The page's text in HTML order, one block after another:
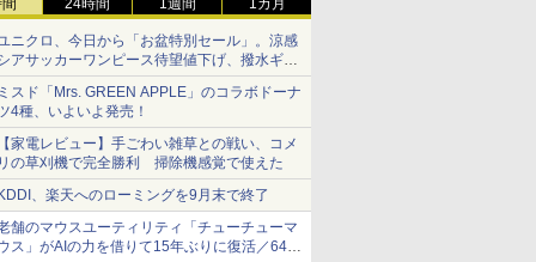
24時間 1週間 1カ月
ニクロ、今日から「お盆特別セール」。涼感
アサッカーワンピース待望値下げ、撥水ギア
ョーツは1990円に
スド「Mrs. GREEN APPLE」のコラボドーナ
4種、いよいよ発売！
家電レビュー】手ごわい雑草との戦い、コメ
の草刈機で完全勝利 掃除機感覚で使えた
、楽天へのローミングを9月末で終了
舗のマウスユーティリティ「チューチューマ
ス」がAIの力を借りて15年ぶりに復活／64bit